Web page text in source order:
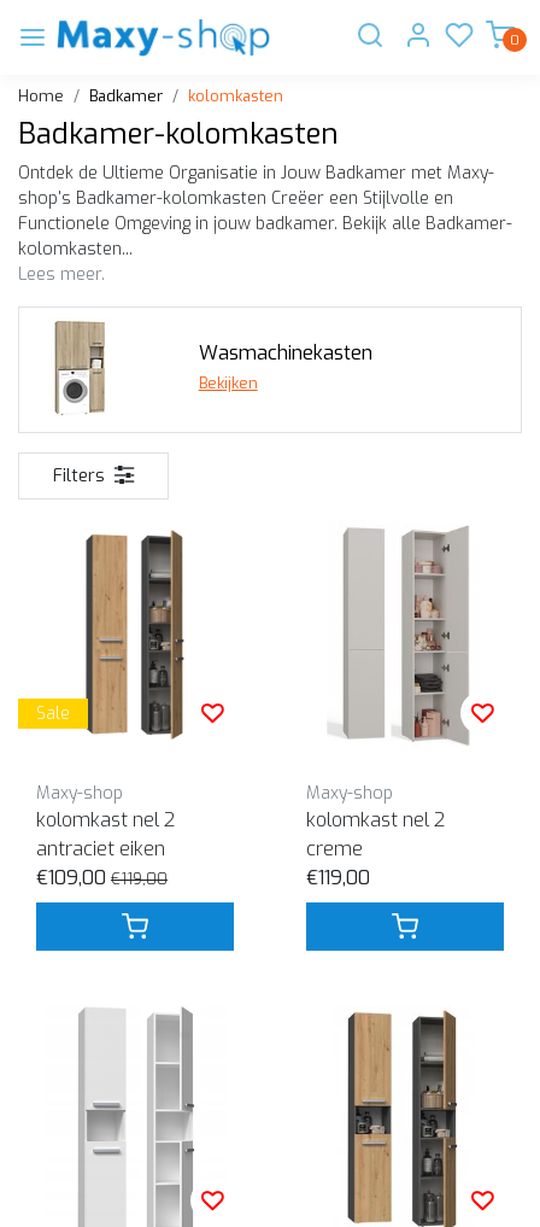
0
Home Badkamer kolomkasten
Badkamer-kolomkasten
Ontdek de Ultieme Organisatie in Jouw Badkamer met Maxy-
shop's Badkamer-kolomkasten Creëer een Stijlvolle en
Functionele Omgeving in jouw badkamer. Bekijk alle Badkamer-
kolomkasten...
Lees meer.
Wasmachinekasten
Bekijken
Filters
Sale
Maxy-shop
kolomkast nel 2
antraciet eiken
€109,00 €119,00
Maxy-shop
kolomkast nel 2
creme
€119,00